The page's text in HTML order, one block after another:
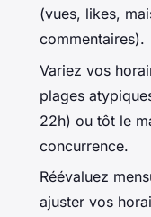
(vues, likes,
commentaires).
Variez vos
plages
22h) ou tôt le
concurrence.
Réévaluez
ajuster vos